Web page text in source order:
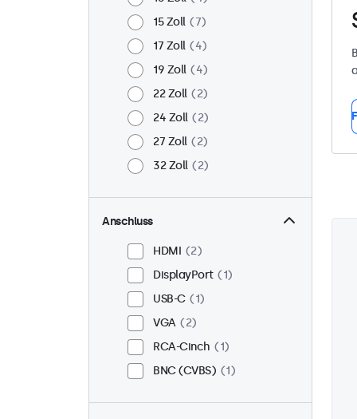
15 Zoll
7
17 Zoll
4
19 Zoll
4
22 Zoll
2
24 Zoll
2
27 Zoll
2
32 Zoll
2
Anschluss
HDMI
2
DisplayPort
1
USB-C
1
VGA
2
RCA-Cinch
1
BNC (CVBS)
1